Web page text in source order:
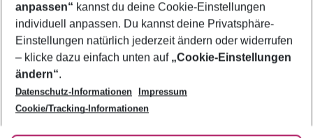
Footer
Footer navigation
Über uns
AGB
Bestpreisgarantie
Cookie-Einstellungen ändern
Cookie-Richtlinie
Agenturbetreuung
Barrierefreies Reisen
Folge uns
anpassen“ kannst du deine Cookie-Einstellungen
individuell anpassen. Du kannst deine Privatsphäre-
Einstellungen natürlich jederzeit ändern oder widerrufen
– klicke dazu einfach unten auf „Cookie-Einstellungen
ändern“.
Datenschutz-Informationen
Impressum
Cookie/Tracking-Informationen